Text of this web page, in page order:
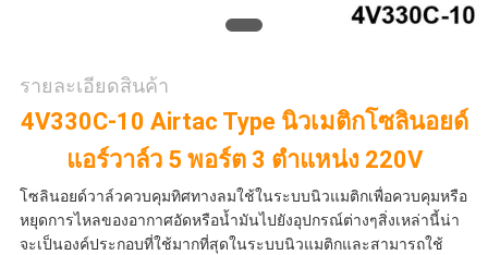
ตัว
รายละเอียดสินค้า
4V330C-10 Airtac Type นิวเมติกโซลินอยด์
แอร์วาล์ว 5 พอร์ต 3 ตำแหน่ง 220V
โซลินอยด์วาล์วควบคุมทิศทางลมใช้ในระบบนิวแมติกเพื่อควบคุมหรือ
หยุดการไหลของอากาศอัดหรือน้ำมันไปยังอุปกรณ์ต่างๆสิ่งเหล่านี้น่า
จะเป็นองค์ประกอบที่ใช้มากที่สุดในระบบนิวแมติกและสามารถใช้